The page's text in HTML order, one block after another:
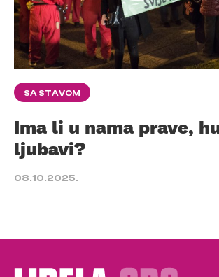
SA STAVOM
Ima li u nama prave,
ljubavi?
08.10.2025.